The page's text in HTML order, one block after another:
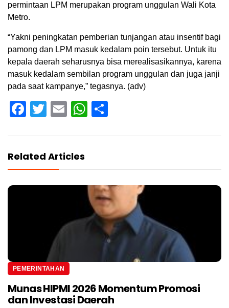
permintaan LPM merupakan program unggulan Wali Kota
Metro.
“Yakni peningkatan pemberian tunjangan atau insentif bagi
pamong dan LPM masuk kedalam poin tersebut. Untuk itu
kepala daerah seharusnya bisa merealisasikannya, karena
masuk kedalam sembilan program unggulan dan juga janji
pada saat kampanye,” tegasnya. (adv)
Facebook
Twitter
EmailWhatsApp
Related Articles
PEMERINTAHAN
Munas HIPMI 2026 Momentum Promosi
dan Investasi Daerah